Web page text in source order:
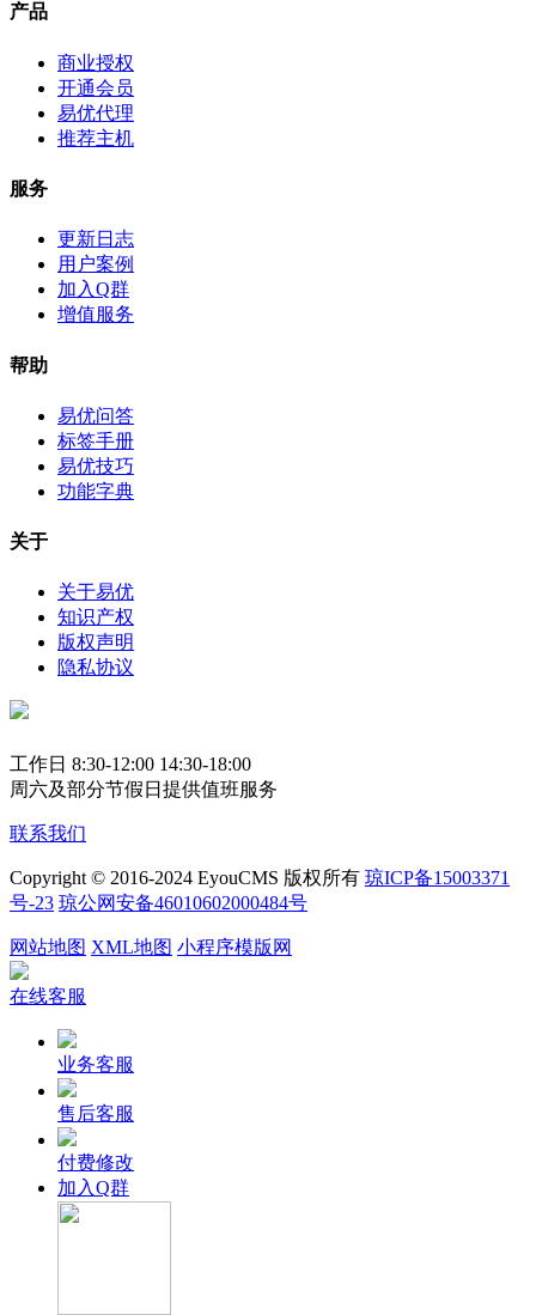
产品
商业授权
开通会员
易优代理
推荐主机
服务
更新日志
用户案例
加入Q群
增值服务
帮助
易优问答
标签手册
易优技巧
功能字典
关于
关于易优
知识产权
版权声明
隐私协议
工作日 8:30-12:00 14:30-18:00
周六及部分节假日提供值班服务
联系我们
Copyright © 2016-2024 EyouCMS 版权所有 琼ICP备15003371
号-23 琼公网安备46010602000484号
网站地图 XML地图 小程序模版网
在线客服
业务客服
售后客服
付费修改
加入Q群